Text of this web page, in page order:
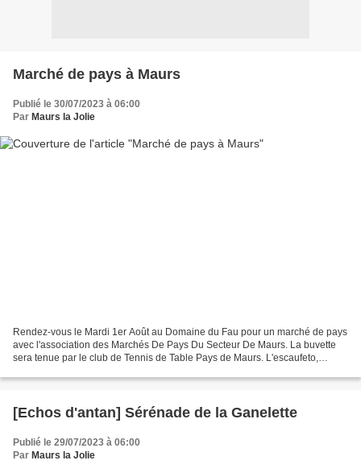
Marché de pays à Maurs
Publié le 30/07/2023 à 06:00
Par Maurs la Jolie
Rendez-vous le Mardi 1er Août au Domaine du Fau pour un marché de pays
avec l'association des Marchés De Pays Du Secteur De Maurs. La buvette
sera tenue par le club de Tennis de Table Pays de Maurs. L'escaufeto,
[Echos d'antan] Sérénade de la Ganelette
Publié le 29/07/2023 à 06:00
Par Maurs la Jolie